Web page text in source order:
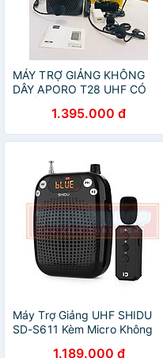
MÁY TRỢ GIẢNG KHÔNG
DÂY APORO T28 UHF CÓ
SUẤT LỚN HÀNG CHÍNH
HÃNG
1.395.000 đ
Máy Trợ Giảng UHF SHIDU
SD-S611 Kèm Micro Không
1.189.000 đ